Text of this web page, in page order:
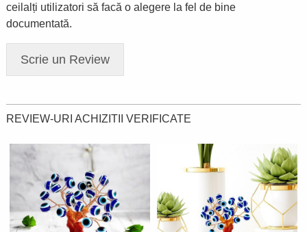
ceilalți utilizatori să facă o alegere la fel de bine
documentată.
Scrie un Review
REVIEW-URI ACHIZITII VERIFICATE